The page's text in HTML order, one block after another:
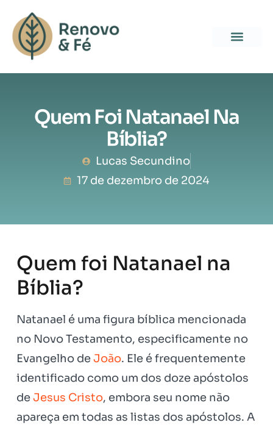
Quem Foi Natanael Na
Bíblia?
Lucas Secundino
17 de dezembro de 2024
Quem foi Natanael na
Bíblia?
Natanael é uma figura bíblica mencionada
no Novo Testamento, especificamente no
Evangelho deJoão. Ele é frequentemente
identificado como um dos doze apóstolos
deJesus Cristo, embora seu nome não
apareça em todas as listas dos apóstolos. A